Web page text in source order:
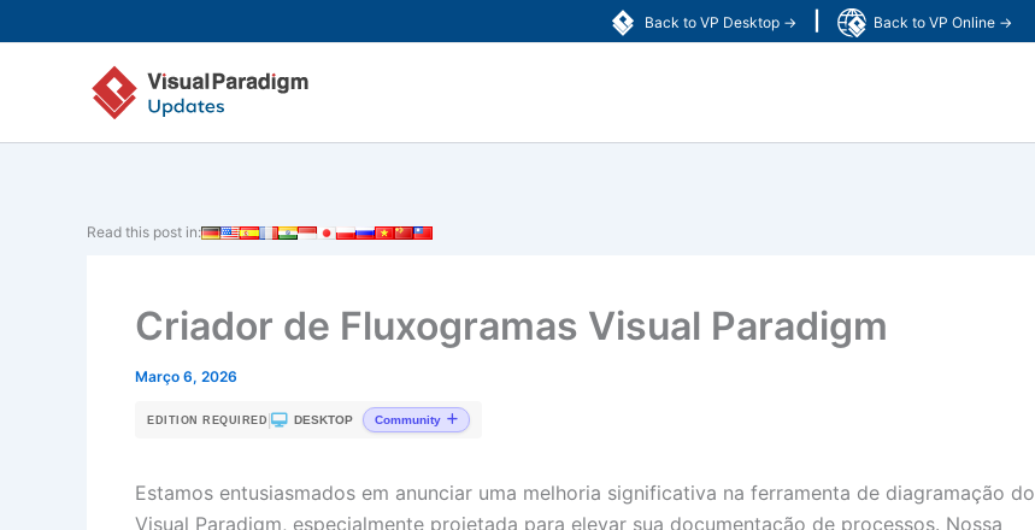
Back to VP Desktop → Back to VP Online →
to
Read this post in:
Criador de Fluxogramas Visual Paradigm
Março 6, 2026
EDITION REQUIRED DESKTOP Community
Estamos entusiasmados em anunciar uma melhoria significativa na ferramenta de diagramação do
Visual Paradigm, especialmente projetada para elevar sua documentação de processos. Nossa